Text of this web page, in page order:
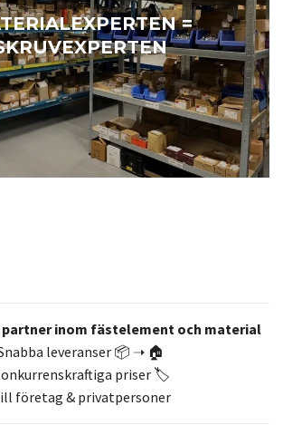
=
inom fästelement och material
leveranser 📦 ➝ 🏠
priser 🏷️
företag & privatpersoner